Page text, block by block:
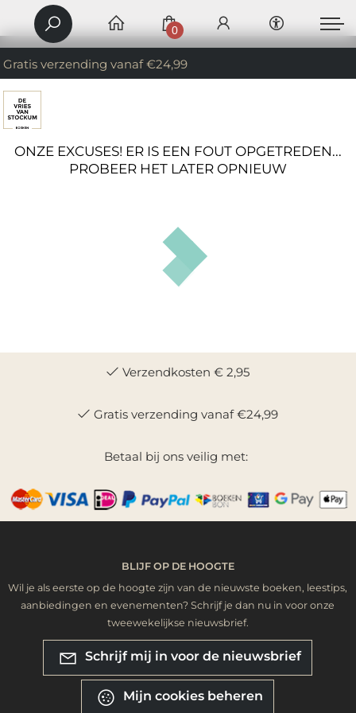
Gratis verzending vanaf €24,99
0
ONZE EXCUSES! ER IS EEN FOUT OPGETREDEN...
PROBEER HET LATER OPNIEUW
Verzendkosten € 2,95
Gratis verzending vanaf €24,99
Betaal bij ons veilig met:
BLIJF OP DE HOOGTE
Wil je als eerste op de hoogte zijn van de nieuwste boeken, leestips,
aanbiedingen en evenementen? Schrijf je dan nu in voor onze
tweewekelijkse nieuwsbrief.
Schrijf mij in voor de nieuwsbrief
Mijn cookies beheren